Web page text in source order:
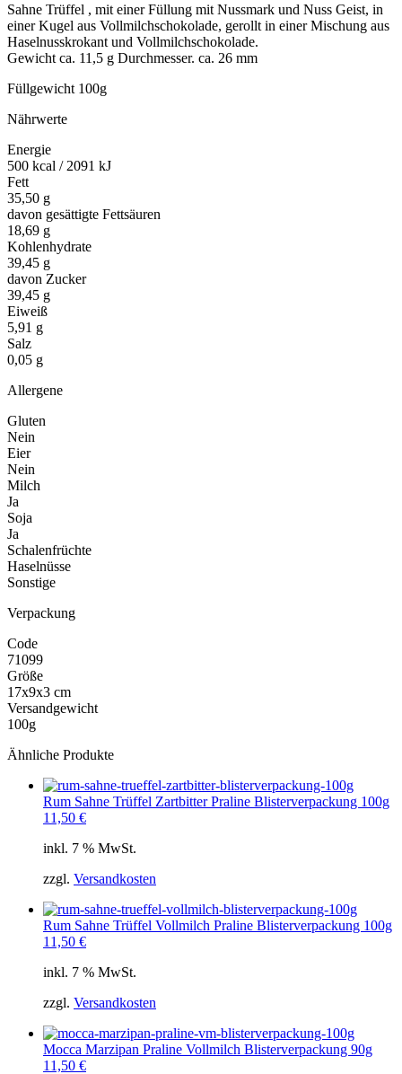
Sahne Trüffel , mit einer Füllung mit Nussmark und Nuss Geist, in
einer Kugel aus Vollmilchschokolade, gerollt in einer Mischung aus
Haselnusskrokant und Vollmilchschokolade.
Gewicht ca. 11,5 g Durchmesser. ca. 26 mm
Füllgewicht 100g
Nährwerte
Energie
500 kcal / 2091 kJ
Fett
35,50 g
davon gesättigte Fettsäuren
18,69 g
Kohlenhydrate
39,45 g
davon Zucker
39,45 g
Eiweiß
5,91 g
Salz
0,05 g
Allergene
Gluten
Nein
Eier
Nein
Milch
Ja
Soja
Ja
Schalenfrüchte
Haselnüsse
Sonstige
Verpackung
Code
71099
Größe
17x9x3 cm
Versandgewicht
100g
Ähnliche Produkte
Rum Sahne Trüffel Zartbitter Praline Blisterverpackung 100g
11,50 €
inkl. 7 % MwSt.
zzgl. Versandkosten
Rum Sahne Trüffel Vollmilch Praline Blisterverpackung 100g
11,50 €
inkl. 7 % MwSt.
zzgl. Versandkosten
Mocca Marzipan Praline Vollmilch Blisterverpackung 90g
11,50 €